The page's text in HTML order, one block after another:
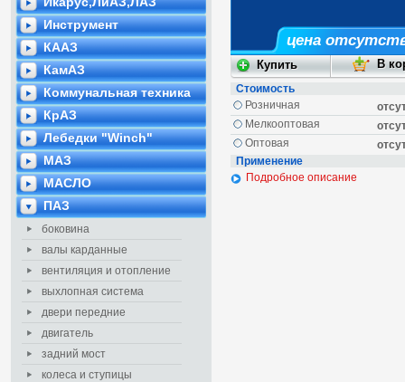
Инструмент
КААЗ
КамАЗ
Коммунальная техника
КрАЗ
Лебедки "Winch"
МАЗ
МАСЛО
ПАЗ
боковина
валы карданные
вентиляция и отопление
выхлопная система
двери передние
двигатель
задний мост
колеса и ступицы
цена
Стоимость
Розничная
Мелкооптовая
Оптовая
Применение
Подробное описание